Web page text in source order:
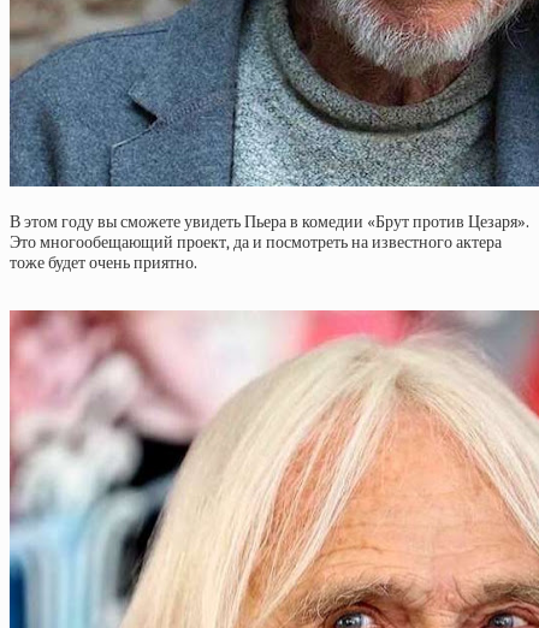
В этом году вы сможете увидеть Пьера в комедии «Брут против Цезаря».
Это многообещающий проект, да и посмотреть на известного актера
тоже будет очень приятно.